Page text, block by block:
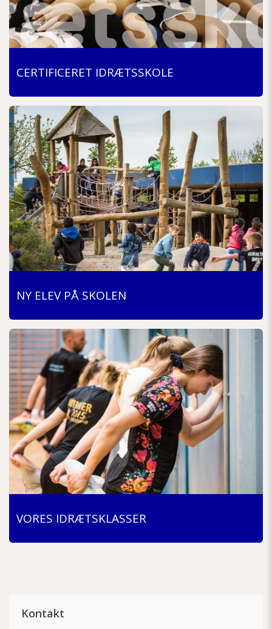
CERTIFICERET IDRÆTSSKOLE
NY ELEV PÅ SKOLEN
VORES IDRÆTSKLASSER
Kontakt